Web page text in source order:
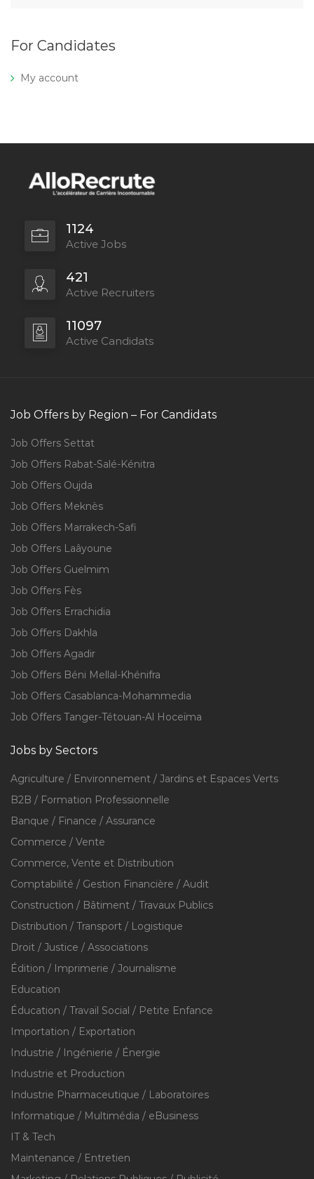
For Candidates
My account
1124
Active Jobs
421
Active Recruiters
11097
Active Candidats
Job Offers by Region – For Candidats
Job Offers Settat
Job Offers Rabat-Salé-Kénitra
Job Offers Oujda
Job Offers Meknès
Job Offers Marrakech-Safi
Job Offers Laâyoune
Job Offers Guelmim
Job Offers Fès
Job Offers Errachidia
Job Offers Dakhla
Job Offers Agadir
Job Offers Béni Mellal-Khénifra
Job Offers Casablanca-Mohammedia
Job Offers Tanger-Tétouan-Al Hoceïma
Jobs by Sectors
Agriculture / Environnement / Jardins et Espaces Verts
B2B / Formation Professionnelle
Banque / Finance / Assurance
Commerce / Vente
Commerce, Vente et Distribution
Comptabilité / Gestion Financière / Audit
Construction / Bâtiment / Travaux Publics
Distribution / Transport / Logistique
Droit / Justice / Associations
Édition / Imprimerie / Journalisme
Education
Éducation / Travail Social / Petite Enfance
Importation / Exportation
Industrie / Ingénierie / Énergie
Industrie et Production
Industrie Pharmaceutique / Laboratoires
Informatique / Multimédia / eBusiness
IT & Tech
Maintenance / Entretien